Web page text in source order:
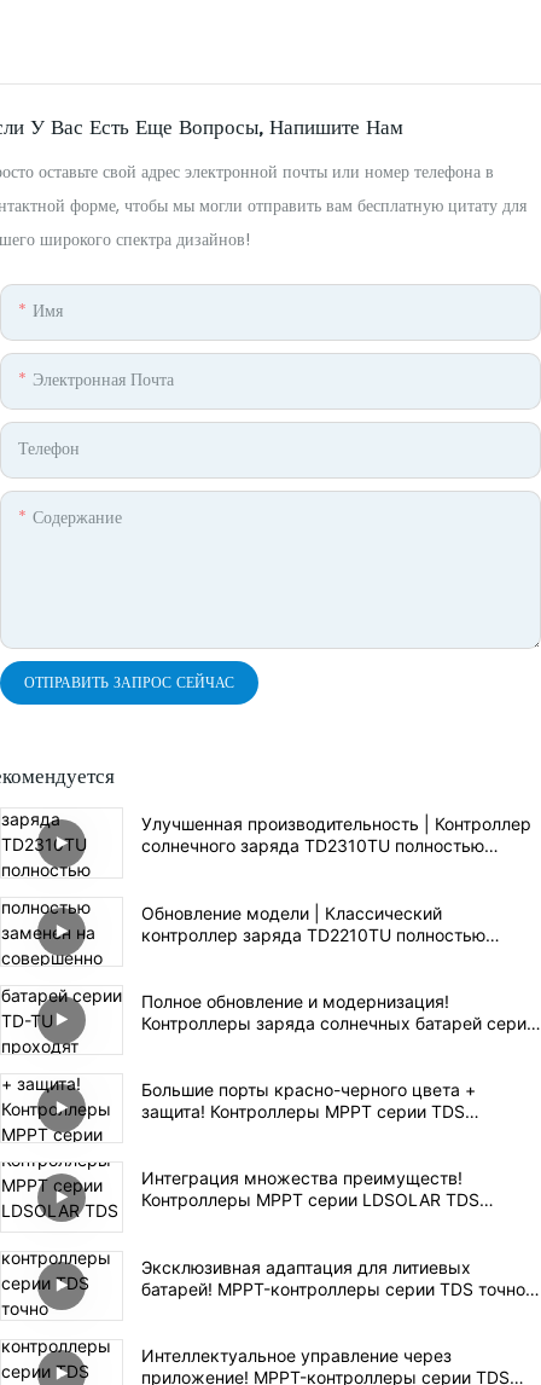
У Вас Есть Еще Вопросы, Напишите Нам
оставьте свой адрес электронной почты или номер телефона в
форме, чтобы мы могли отправить вам бесплатную цитату для
широкого спектра дизайнов!
Имя
Электронная Почта
Телефон
Содержание
ОТПРАВИТЬ ЗАПРОС СЕЙЧАС
Улучшенная производительность | Контроллер
солнечного заряда TD2310TU полностью
Обновление модели | Классический
контроллер заряда TD2210TU полностью
Полное обновление и модернизация!
Контроллеры заряда солнечных батарей серии
автономного электроснабжения.
Большие порты красно-черного цвета +
защита! Контроллеры MPPT серии TDS
Интеграция множества преимуществ!
Контроллеры MPPT серии LDSOLAR TDS
Эксклюзивная адаптация для литиевых
батарей! MPPT-контроллеры серии TDS точно
Интеллектуальное управление через
приложение! MPPT-контроллеры серии TDS